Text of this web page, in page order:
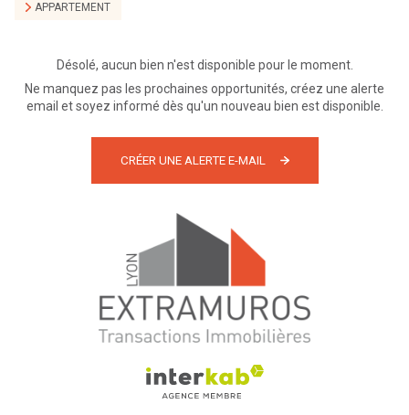
APPARTEMENT
Désolé, aucun bien n'est disponible pour le moment.
Ne manquez pas les prochaines opportunités, créez une alerte
email et soyez informé dès qu'un nouveau bien est disponible.
CRÉER UNE ALERTE E-MAIL